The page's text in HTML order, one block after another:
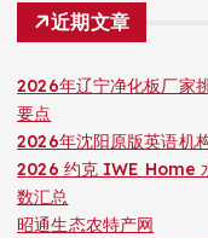
近期文章
2026年辽宁净化板厂家
要点
2026年沈阳原版英语机
2026 约克 IWE Home
数汇总
昭通生态农特产网